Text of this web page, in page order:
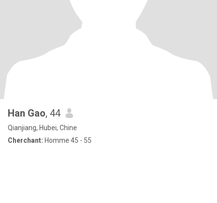
Han Gao, 44
Qianjiang, Hubei, Chine
Cherchant: Homme 45 - 55